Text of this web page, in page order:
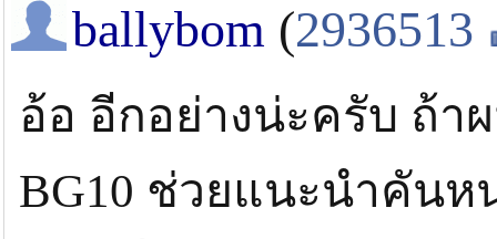
ballybom (2936513
อ้อ อีกอย่างน่ะครับ ถ้า
BG10 ช่วยแนะนำคันห